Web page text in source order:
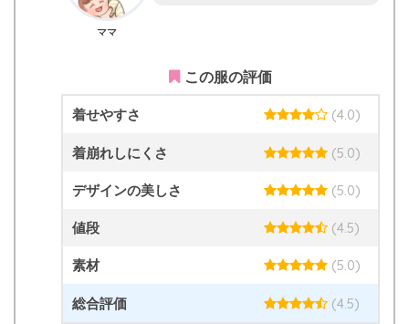
ママ
この服の評価
着せやすさ (4.0)
着崩れしにくさ (5.0)
デザインの美しさ (5.0)
値段 (4.5)
素材 (5.0)
総合評価 (4.5)